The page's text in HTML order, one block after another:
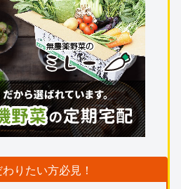
りたい方必見！